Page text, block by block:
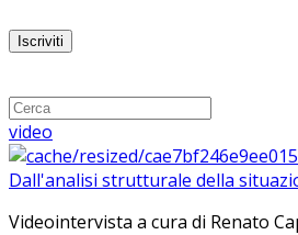
video
Dall'analisi strutturale della
Videointervista a cura di Renato